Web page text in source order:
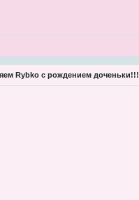
Rybko с рождением доченьки!!!